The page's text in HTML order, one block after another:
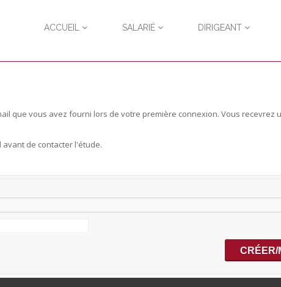
ACCUEIL SALARIÉ DIRIGEANT
que vous avez fourni lors de votre première connexion. Vous recevrez
de contacter l'étude.